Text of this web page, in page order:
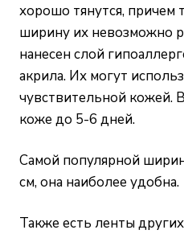
хорошо тянутся, причем
ширину их невозможно
нанесен слой
акрила. Их могут
чувствительной кожей.
коже до 5-6 дней.
Самой популярной
см, она наиболее удобна.
Также есть ленты